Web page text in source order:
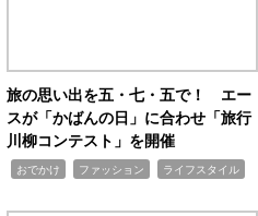
旅の思い出を五・七・五で！ エー
スが「かばんの日」に合わせ「旅行
川柳コンテスト」を開催
おでかけ ファッション ライフスタイル